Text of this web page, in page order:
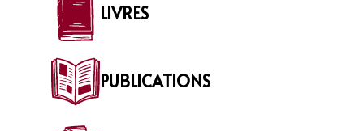
LIVRES
PUBLICATIONS